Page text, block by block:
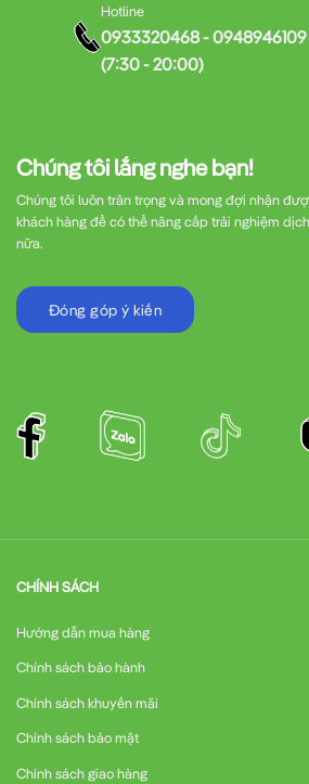
Chúng tôi lắng nghe bạn!
Chúng tôi luôn trân trọng và mong đợi nhận
khách hàng để có thể nâng cấp trải nghiệm
nữa.
Đóng góp ý kiến
Hotline
0933320468 - 0948946109
(7:30 - 20:00)
CHÍNH SÁCH
Hướng dẫn mua hàng
Chính sách bảo hành
Chính sách khuyến mãi
Chính sách bảo mật
Chính sách giao hàng